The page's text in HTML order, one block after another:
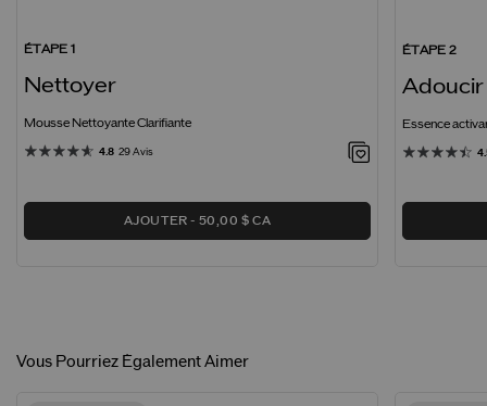
ÉTAPE 1
Nettoyer
Mousse Nettoyante Clarifiante
4.8 29 Avis
AJOUTER 50,00 $ CA
ÉTAPE 2
Adoucir
Essence
Vous Pourriez Également Aimer